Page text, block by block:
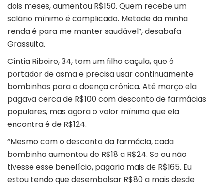
dois meses, aumentou R$150. Quem recebe um
salário mínimo é complicado. Metade da minha
renda é para me manter saudável”, desabafa
Grassuita.
Cíntia Ribeiro, 34, tem um filho caçula, que é
portador de asma e precisa usar continuamente
bombinhas para a doença crônica. Até março ela
pagava cerca de R$100 com desconto de farmácias
populares, mas agora o valor mínimo que ela
encontra é de R$124.
“Mesmo com o desconto da farmácia, cada
bombinha aumentou de R$18 a R$24. Se eu não
tivesse esse benefício, pagaria mais de R$165. Eu
estou tendo que desembolsar R$80 a mais desde